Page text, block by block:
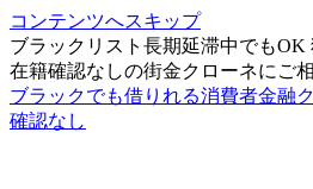
コンテンツへスキップ
ブラックリスト長期延滞中でも
在籍確認なしの街金クローネにご
ブラックでも借りれる消費者金融
確認なし